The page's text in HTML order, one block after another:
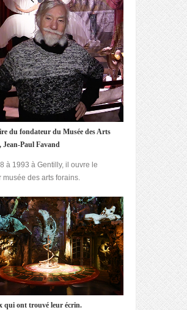
du fondateur du Musée des Arts
Jean-Paul Favand
à 1993 à Gentilly, il ouvre le
musée des arts forains.
qui ont trouvé leur écrin.